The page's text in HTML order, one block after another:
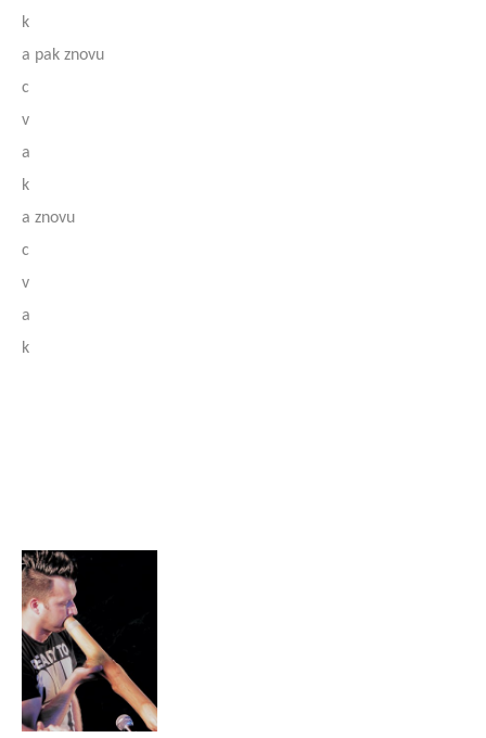
k
a pak znovu
c
v
a
k
a znovu
c
v
a
k